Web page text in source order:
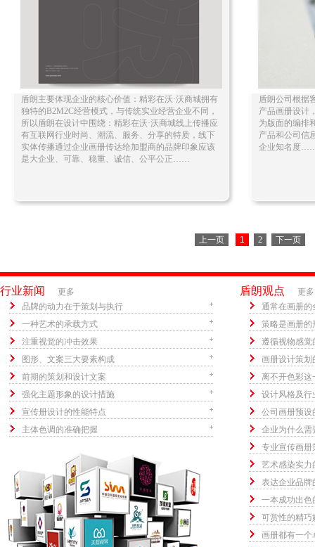
盾朗主要体现企业的核心价值：精彩在沃·沃商城拥有
独特的B2M2C经营模式，与传统实业经营企业不同，
所以盾朗在设计中围绕：精彩在沃·沃商城线上传播应
有互联网行业时尚、潮流、服务、分享的特质，线下
实体传播通过企业画册传达给加盟商的品牌印象应该
是大企业、可靠、稳重、诚信、公平公正……
盾朗公司根据
产品画册设计
为版面的编排
产品和公司信
企业知名度
上一页 1 2 下一页
行业新闻
更多
品牌的动力在于策划与执行
一种艺术的承载方式
注重视觉的冲击效果
图形、文案三大要素构成
前期的策划和设计文案
强化主题形象的设计措施
宣传册设计的性能特点
主体色调的准确把握
盾朗观点
更多
通常在画册的
策略是画册的
遵循视物感觉
画册设计策划
离不开色彩这
设计风格及行
公司画册预设
企业为什么需
专业宣传画册
艺术感染实力
表达企业品牌
一本成功出色
可赏性的精巧
画册都有一个